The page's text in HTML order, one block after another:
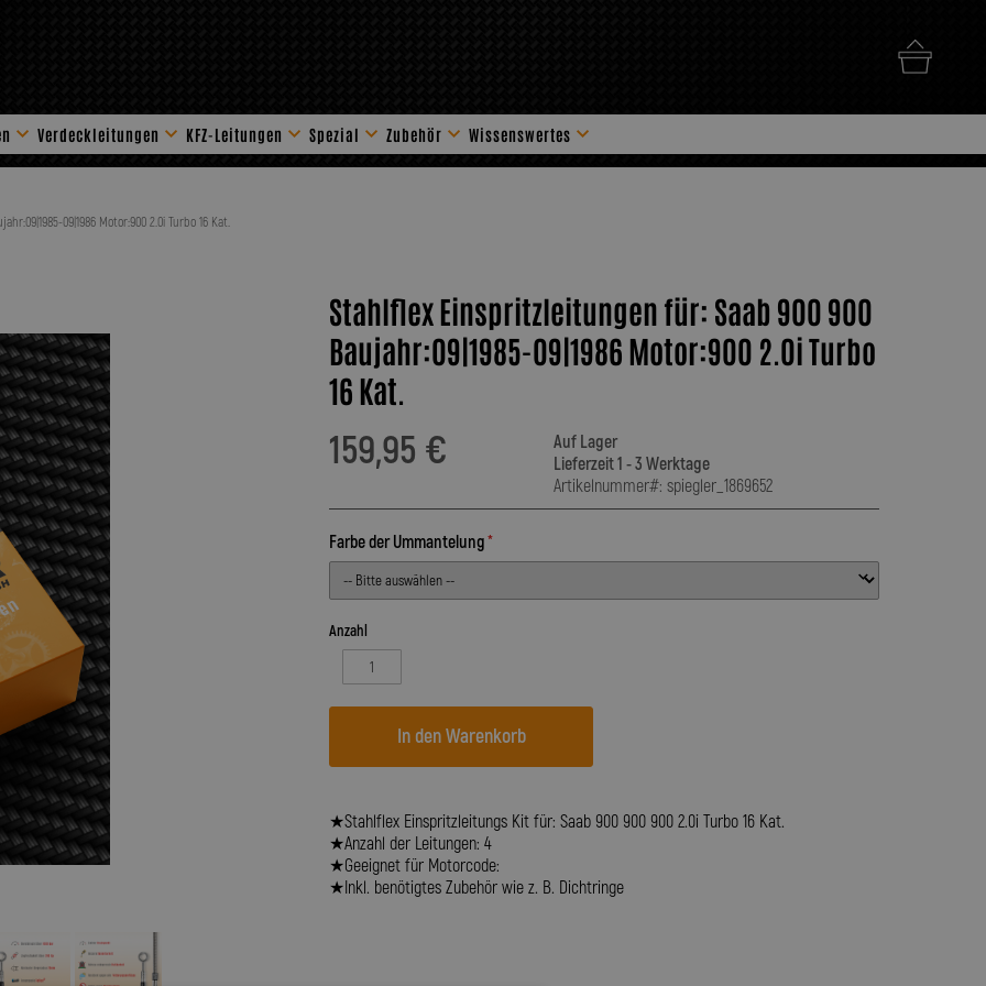
Verdeckleitungen KFZ-Leitungen Spezial Zubehör
Stahlflex Zubehör
Wissenswertes
09|1986 Motor:900 2.0i Turbo 16 Kat.
Stahlflex Einspritzleitungen für: Saab 900 900
Baujahr:09|1985-09|1986 Motor:900 2.0i Turbo
16 Kat.
159,95 €
Auf Lager
Lieferzeit 1 - 3 Werktage
Artikelnummer#: spiegler_1869652
Farbe der Ummantelung
Anzahl
In den Warenkorb
★Stahlflex Einspritzleitungs Kit für: Saab 900 900 900 2.0i Turbo 16 Kat.
★Anzahl der Leitungen: 4
★Geeignet für Motorcode:
★Inkl. benötigtes Zubehör wie z. B. Dichtringe